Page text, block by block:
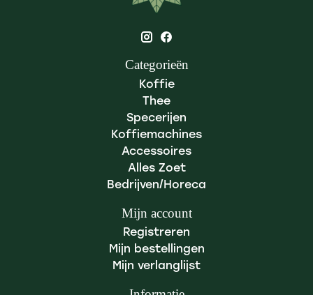
Categorieën
Koffie
Thee
Specerijen
Koffiemachines
Accessoires
Alles Zoet
Bedrijven/Horeca
Mijn account
Registreren
Mijn bestellingen
Mijn verlanglijst